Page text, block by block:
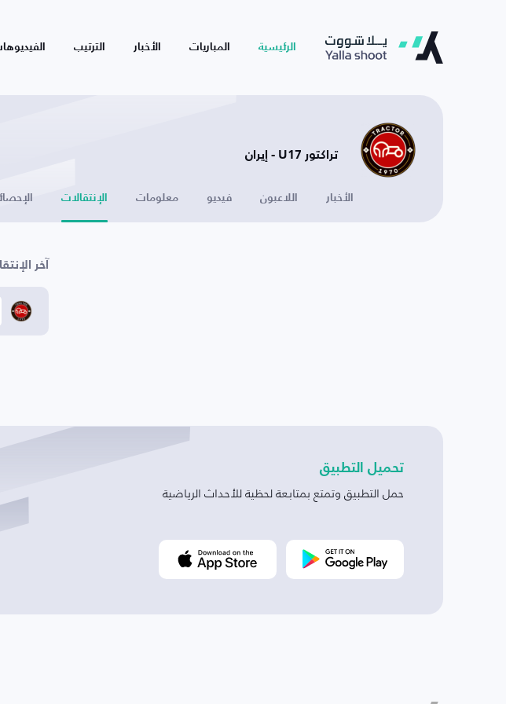
الرئيسية المباريات الأخبار الترتيب
تراكتور U17 - إيران
الأخبار اللاعبون فيديو معلومات الإنتقالات
آخر
تحميل التطبيق
حمل التطبيق وتمتع بمتابعة لحظية للأحداث الرياضية